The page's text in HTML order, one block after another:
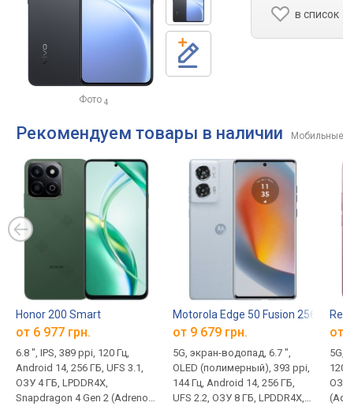
Фото 4
в список
Рекомендуем товары в наличии
Honor 200 Smart
от 6 977 грн.
6.8 ", IPS, 389 ppi, 120 Гц,
Android 14, 256 ГБ, UFS 3.1,
ОЗУ 4 ГБ, LPDDR4X,
Snapdragon 4 Gen 2 (Adreno
Motorola Edge 50 Fusion 256GB/
от 9 679 грн.
5G, экран-водопад, 6.7 ",
OLED (полимерный), 393 ppi,
144 Гц, Android 14, 256 ГБ,
UFS 2.2, ОЗУ 8 ГБ, LPDDR4X,